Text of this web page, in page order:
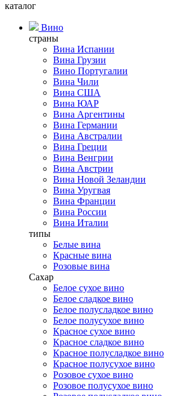
каталог
Вино
страны
Вина Испании
Вина Грузии
Вино Португалии
Вина Чили
Вина США
Вина ЮАР
Вина Аргентины
Вина Германии
Вина Австралии
Вина Греции
Вина Венгрии
Вина Австрии
Вина Новой Зеландии
Вина Уругвая
Вина Франции
Вина России
Вина Италии
типы
Белые вина
Красные вина
Розовые вина
Сахар
Белое сухое вино
Белое сладкое вино
Белое полусладкое вино
Белое полусухое вино
Красное сухое вино
Красное сладкое вино
Красное полусладкое вино
Красное полусухое вино
Розовое сухое вино
Розовое полусухое вино